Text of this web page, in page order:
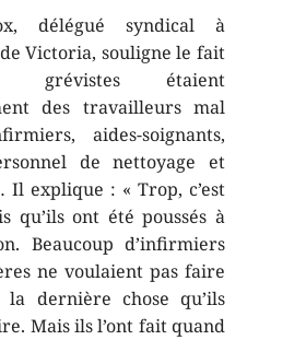
délégué syndical à
Victoria, souligne le fait
étaient
des travailleurs mal
aides-soignants,
de nettoyage et
Il explique : « Trop, c’est
qu’ils ont été poussés à
Beaucoup d’infirmiers
ne voulaient pas faire
la dernière chose qu’ils
Mais ils l’ont fait quand